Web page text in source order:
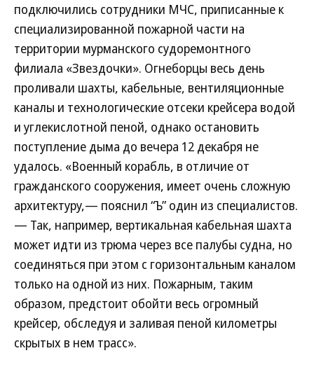
подключились сотрудники МЧС, приписанные к
специализированной пожарной части на
территории мурманского судоремонтного
филиала «Звездочки». Огнеборцы весь день
проливали шахты, кабельные, вентиляционные
каналы и технологические отсеки крейсера водой
и углекислотной пеной, однако остановить
поступление дыма до вечера 12 декабря не
удалось. «Военный корабль, в отличие от
гражданского сооружения, имеет очень сложную
архитектуру,— пояснил “Ъ” один из специалистов.
— Так, например, вертикальная кабельная шахта
может идти из трюма через все палубы судна, но
соединяться при этом с горизонтальным каналом
только на одной из них. Пожарным, таким
образом, предстоит обойти весь огромный
крейсер, обследуя и заливая пеной километры
скрытых в нем трасс».